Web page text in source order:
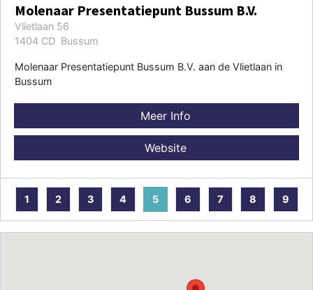
Molenaar Presentatiepunt Bussum B.V.
Vlietlaan 56
1404 CD Bussum
Molenaar Presentatiepunt Bussum B.V. aan de Vlietlaan in
Bussum
Meer Info
Website
1 2 3 4 5 6 7 8 9